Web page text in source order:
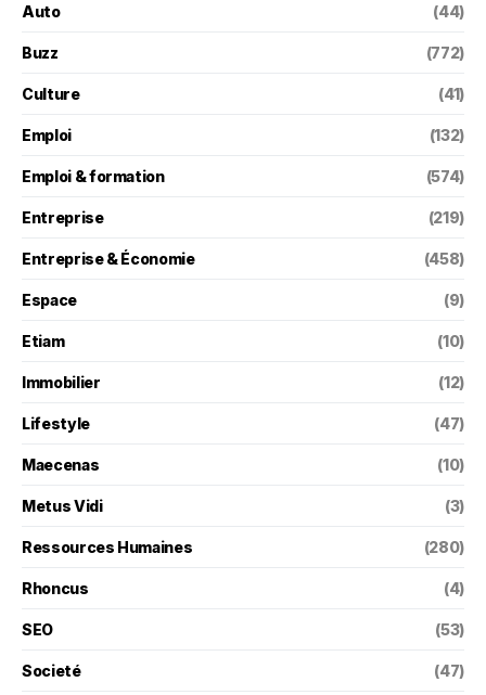
Auto (44)
Buzz (772)
Culture (41)
Emploi (132)
Emploi & formation (574)
Entreprise (219)
Entreprise & Économie (458)
Espace (9)
Etiam (10)
Immobilier (12)
Lifestyle (47)
Maecenas (10)
Metus Vidi (3)
Ressources Humaines (280)
Rhoncus (4)
SEO (53)
Societé (47)